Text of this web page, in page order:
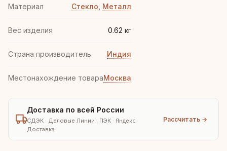
Материал Стекло Металл
Вес изделия 0.62 кг
Страна производитель Индия
Местонахождение товараМосква
Доставка по всей России
СДЭК · Деловые Линии · ПЭК · Яндекс
Доставка
Рассчитать →